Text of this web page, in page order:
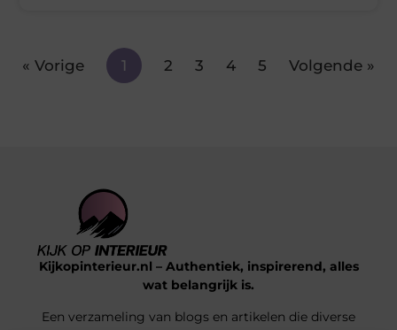
« Vorige 1 2 3 4 5 Volgende »
Kijkopinterieur.nl – Authentiek, inspirerend, alles
wat belangrijk is.
Een verzameling van blogs en artikelen die diverse